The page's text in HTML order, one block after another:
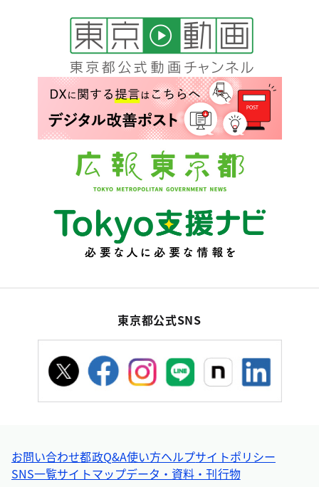
東京都公式SNS
お問い合わせ都政Q&A使い方ヘルプサイトポリシー
SNS一覧サイトマップデータ・資料・刊行物